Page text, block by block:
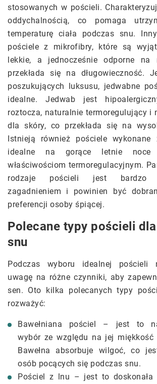
stosowanych w pościeli.
oddychalnością, co pomaga
temperaturę ciała podczas snu.
pościele z mikrofibry, które są
lekkie, a jednocześnie odporne na
przekłada się na długowieczność.
poszukujących luksusu, jedwabne
idealne. Jedwab jest
roztocza, naturalnie termoregulujący i
dla skóry, co przekłada się na
Istnieją również pościele
idealne na gorące letnie noce
właściwościom termoregulacyjnym.
rodzaje pościeli jest bardzo
zagadnieniem i powinien być
preferencji osoby śpiącej.
Polecane typy pościeli
snu
Podczas wyboru idealnej pościeli
uwagę na różne czynniki, aby
sen. Oto kilka polecanych typy
rozważyć:
Bawełniana pościel – jest to
wybór ze względu na jej miękkość
Bawełna absorbuje wilgoć, co
osób pocących się podczas snu.
Pościel z lnu – jest to doskonała